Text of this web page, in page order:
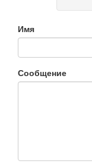
Имя
Сообщение